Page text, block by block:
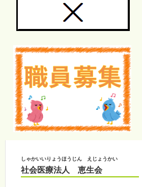
しゃかいいりょうほうじん えじょうかい
社会医療法人 恵生会